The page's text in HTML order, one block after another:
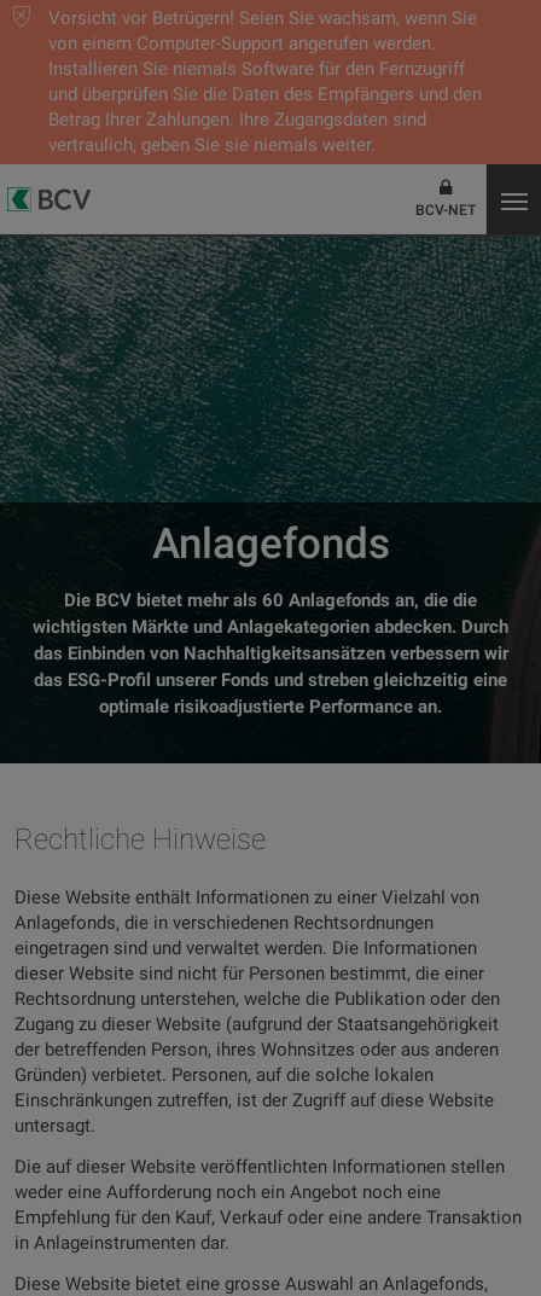
Vorsicht vor Betrügern! Seien Sie wachsam, wenn Sie
von einem Computer-Support angerufen werden.
Installieren Sie niemals Software für den Fernzugriff
und überprüfen Sie die Daten des Empfängers und den
Betrag Ihrer Zahlungen. Ihre Zugangsdaten sind
vertraulich, geben Sie sie niemals weiter.
BCV-NET
Anlagefonds
Die BCV bietet mehr als 60 Anlagefonds an, die die
wichtigsten Märkte und Anlagekategorien abdecken. Durch
das Einbinden von Nachhaltigkeitsansätzen verbessern wir
das ESG-Profil unserer Fonds und streben gleichzeitig eine
optimale risikoadjustierte Performance an.
Rechtliche Hinweise
Diese Website enthält Informationen zu einer Vielzahl von
Anlagefonds, die in verschiedenen Rechtsordnungen
eingetragen sind und verwaltet werden. Die Informationen
dieser Website sind nicht für Personen bestimmt, die einer
Rechtsordnung unterstehen, welche die Publikation oder den
Zugang zu dieser Website (aufgrund der Staatsangehörigkeit
der betreffenden Person, ihres Wohnsitzes oder aus anderen
Gründen) verbietet. Personen, auf die solche lokalen
Einschränkungen zutreffen, ist der Zugriff auf diese Website
untersagt.
Die auf dieser Website veröffentlichten Informationen stellen
weder eine Aufforderung noch ein Angebot noch eine
Empfehlung für den Kauf, Verkauf oder eine andere Transaktion
in Anlageinstrumenten dar.
Diese Website bietet eine grosse Auswahl an Anlagefonds,